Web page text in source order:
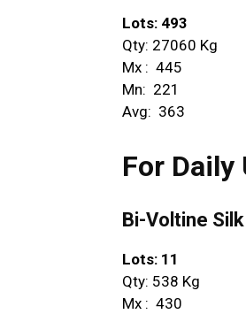
Lots: 493
Qty: 27060 Kg
Mx : ₹ 445
Mn: ₹ 221
Avg: ₹ 363
For Daily
Bi-Voltine
Lots: 11
Qty: 538 Kg
Mx : ₹ 430